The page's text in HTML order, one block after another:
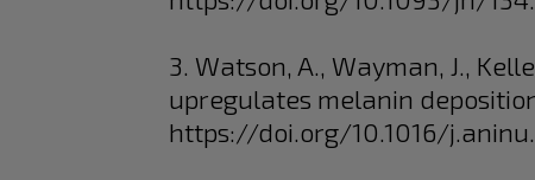
3. Watson, A., Wayman, J.,
upregulates melanin
https://doi.org/10.1016/